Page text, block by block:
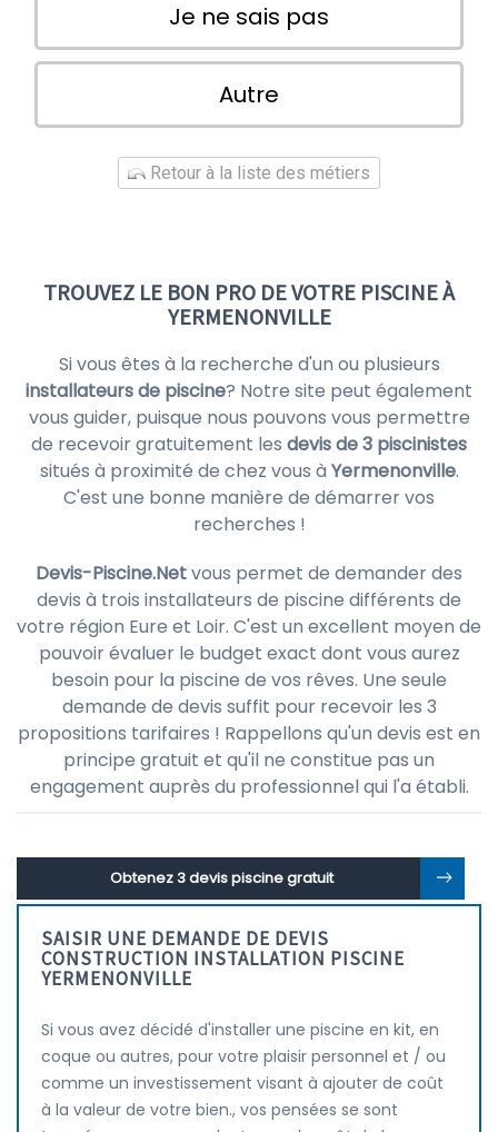
Je ne sais pas
Autre
Retour à la liste des métiers
TROUVEZ LE BON PRO DE VOTRE PISCINE À
YERMENONVILLE
Si vous êtes à la recherche d'un ou plusieurs
installateurs de piscine? Notre site peut également
vous guider, puisque nous pouvons vous permettre
de recevoir gratuitement les devis de 3 piscinistes
situés à proximité de chez vous à Yermenonville.
C'est une bonne manière de démarrer vos
recherches !
Devis-Piscine.Netvous permet de demander des
devis à trois installateurs de piscine différents de
votre région Eure et Loir. C'est un excellent moyen de
pouvoir évaluer le budget exact dont vous aurez
besoin pour la piscine de vos rêves. Une seule
demande de devis suffit pour recevoir les 3
propositions tarifaires ! Rappellons qu'un devis est en
principe gratuit et qu'il ne constitue pas un
engagement auprès du professionnel qui l'a établi.
Obtenez 3 devis piscine gratuit
SAISIR UNE DEMANDE DE DEVIS
CONSTRUCTION INSTALLATION PISCINE
YERMENONVILLE
Si vous avez décidé d'installer une piscine en kit, en
coque ou autres, pour votre plaisir personnel et / ou
comme un investissement visant à ajouter de coût
à la valeur de votre bien., vos pensées se sont